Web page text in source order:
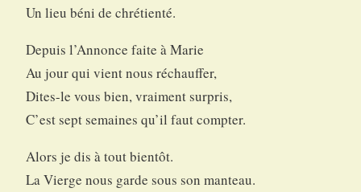
Un lieu béni de chrétienté.
Depuis l’Annonce faite à Marie
Au jour qui vient nous réchauffer,
Dites-le vous bien, vraiment surpris,
C’est sept semaines qu’il faut compter.
Alors je dis à tout bientôt.
La Vierge nous garde sous son manteau.